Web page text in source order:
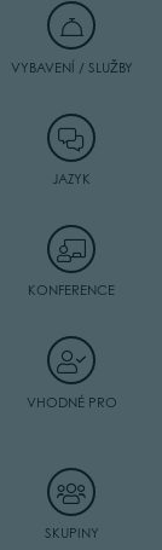
VYBAVENÍ / SLUŽBY
JAZYK
KONFERENCE
VHODNÉ PRO
SKUPINY